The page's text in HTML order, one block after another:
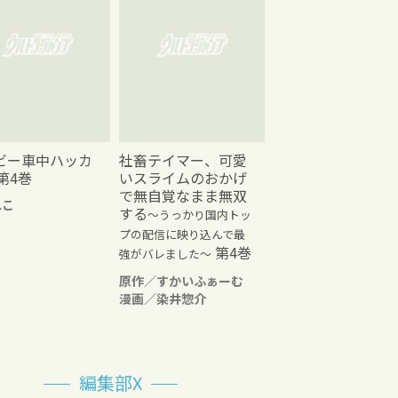
ー車中ハッカ
4巻
社畜テイマー、可愛
いスライムのおかげ
で無自覚なまま無双
する～うっかり国内トッ
プの配信に映り込んで最
強がバレました～ 第4巻
原作／すかいふぁーむ
漫画／染井惣介
編集部X